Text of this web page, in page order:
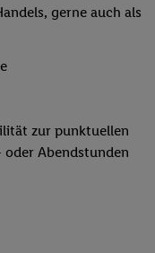
gerne auch als
zur punktuellen
Abendstunden